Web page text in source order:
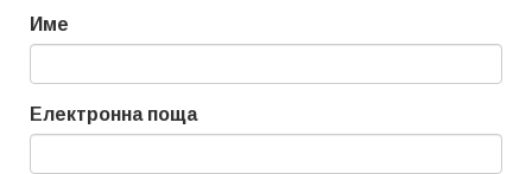
Име
Електронна поща